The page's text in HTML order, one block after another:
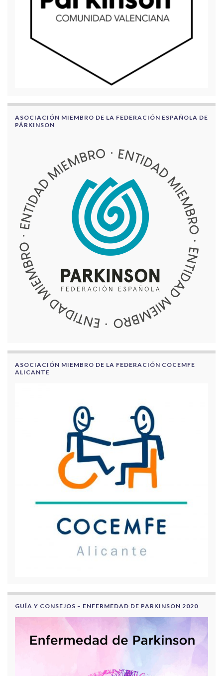
ASOCIACIÓN MIEMBRO DE LA FEDERACIÓN ESPAÑOLA DE
PÁRKINSON
ASOCIACIÓN MIEMBRO DE LA FEDERACIÓN COCEMFE
ALICANTE
GUÍA Y CONSEJOS – ENFERMEDAD DE PARKINSON 2020